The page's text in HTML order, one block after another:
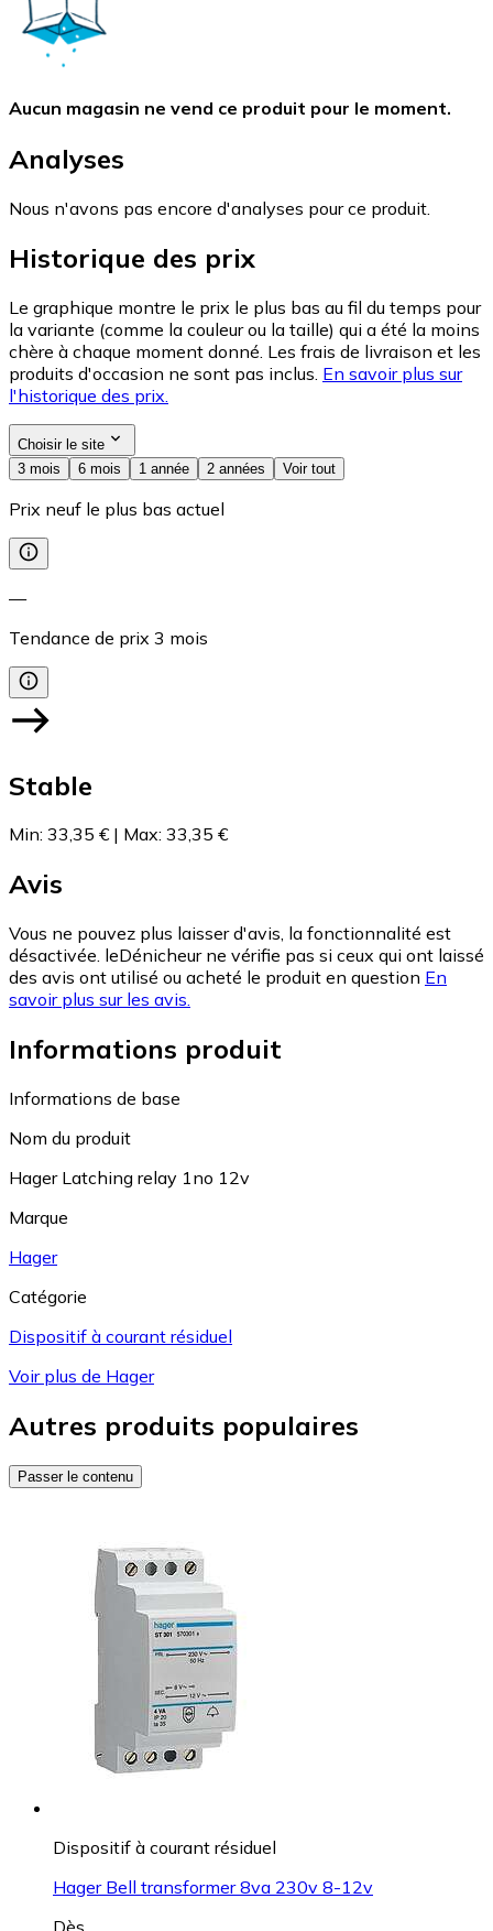
Aucun magasin ne vend ce produit pour le moment.
Analyses
Nous n'avons pas encore d'analyses pour ce produit.
Historique des prix
Le graphique montre le prix le plus bas au fil du temps pour
la variante (comme la couleur ou la taille) qui a été la moins
chère à chaque moment donné. Les frais de livraison et les
produits d'occasion ne sont pas inclus. En savoir plus sur
l'historique des prix.
Choisir le site
3 mois
6 mois 1 année 2 années Voir tout
Prix neuf le plus bas actuel
—
Tendance de prix 3 mois
Stable
Min: 33,35 € | Max: 33,35 €
Avis
Vous ne pouvez plus laisser d'avis, la fonctionnalité est
désactivée. leDénicheur ne vérifie pas si ceux qui ont laissé
des avis ont utilisé ou acheté le produit en question En
savoir plus sur les avis.
Informations produit
Informations de base
Nom du produit
Hager Latching relay 1no 12v
Marque
Hager
Catégorie
Dispositif à courant résiduel
Voir plus de Hager
Autres produits populaires
Passer le contenu
Dispositif à courant résiduel
Hager Bell transformer 8va 230v 8-12v
Dès